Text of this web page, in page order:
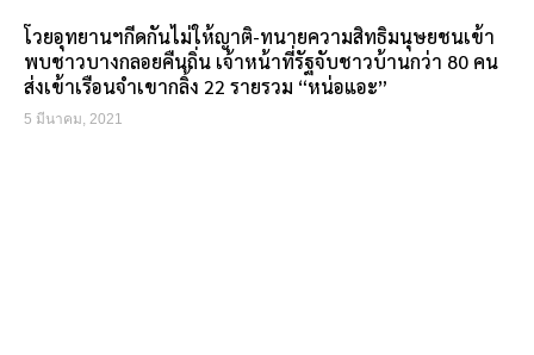
โวยอุทยานฯกีดกันไม่ให้ญาติ-ทนายความสิทธิมนุษยชนเข้า
พบชาวบางกลอยคืนถิ่น เจ้าหน้าที่รัฐจับชาวบ้านกว่า 80 คน
ส่งเข้าเรือนจำเขากลิ้ง 22 รายรวม “หน่อแอะ”
5 มีนาคม, 2021